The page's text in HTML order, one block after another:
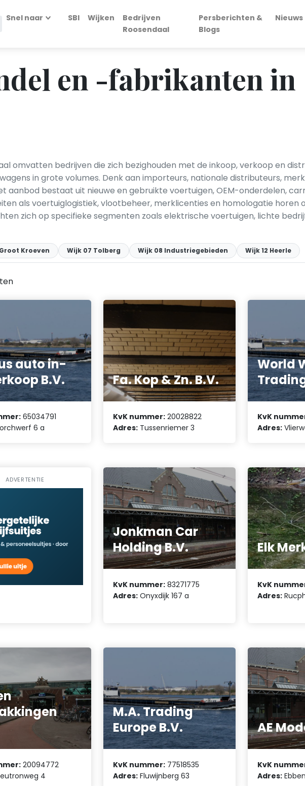
Snel naar SBI Wijken
Bedrijven
Roosendaal
Persberichten &
Blogs
Nieuws
en -fabrikanten in
omvatten bedrijven die zich bezighouden met de inkoop, verkoop en
in grote volumes. Denk aan importeurs, nationale distributeurs,
aanbod bestaat uit nieuwe en gebruikte voertuigen, OEM-onderdelen,
als voertuiglogistiek, vlootbeheer, merklicenties en homologatie horen
zich op specifieke segmenten zoals elektrische voertuigen, lichte
Kroeven Wijk 07 Tolberg Wijk 08 Industriegebieden Wijk 12 Heerle
auto in-
B.V.
65034791
6 a
Fa. Kop & Zn. B.V.
KvK nummer: 20028822
Adres: Tussenriemer 3
World
KvK
Adres:
ADVERTENTIE
Jonkman Car
Holding B.V.
KvK nummer: 83271775
Adres: Onyxdijk 167 a
Elk
KvK
Adres:
20094772
4
M.A. Trading
Europe B.V.
KvK nummer: 77518535
Adres: Fluwijnberg 63
AE
KvK
Adres: